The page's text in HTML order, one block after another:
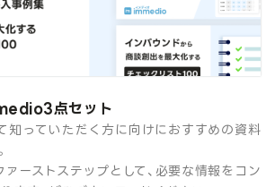
点セット
知っていただく方に向けにおすすめの資料
ーストステップとして、必要な情報をコン